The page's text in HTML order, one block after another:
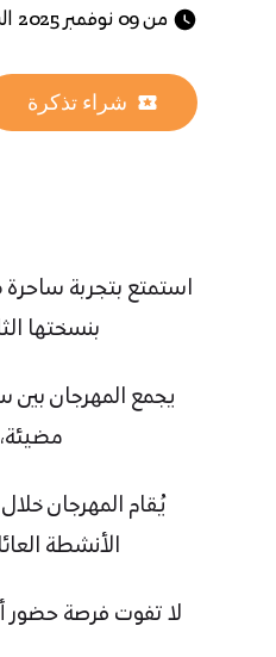
شراء تذكرة
استمتع بتجربة ساحرة
بنسختها الثانية من 9 نوفمبر 2025 ,23 ديسمبر 2025 في
يجمع المهرجان بين
يُقام المهرجان
الأنشطة
لا تفوت فرصة حضور